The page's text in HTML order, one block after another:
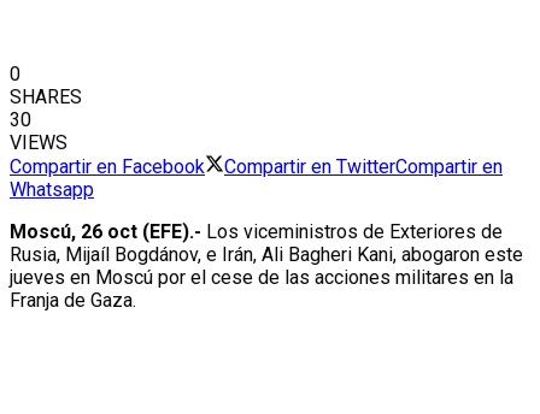
0
SHARES
30
VIEWS
Compartir en Facebook
Compartir en TwitterCompartir en
Whatsapp
Moscú, 26 oct (EFE).- Los viceministros de Exteriores de
Rusia, Mijaíl Bogdánov, e Irán, Ali Bagheri Kani, abogaron este
jueves en Moscú por el cese de las acciones militares en la
Franja de Gaza.